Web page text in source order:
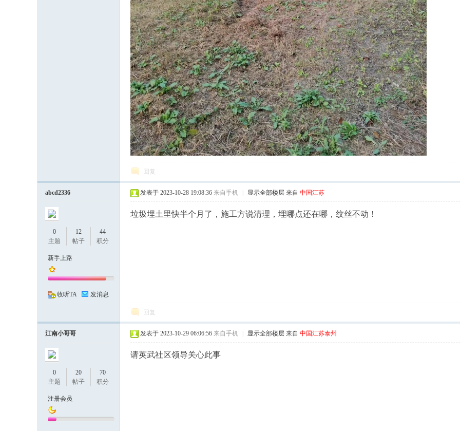
回复
abcd2336
0
主题
12
帖子
44
积分
新手上路
收听TA 发消息
发表于 2023-10-28 19:08:36 来自手机 显示全部楼层 来自 中国江苏
垃圾埋土里快半个月了，施工方说清理，埋哪点还在哪，纹丝不动！
回复
江南小哥哥
0
主题
20
帖子
70
积分
注册会员
发表于 2023-10-29 06:06:56 来自手机 显示全部楼层 来自 中国江苏泰州
请英武社区领导关心此事